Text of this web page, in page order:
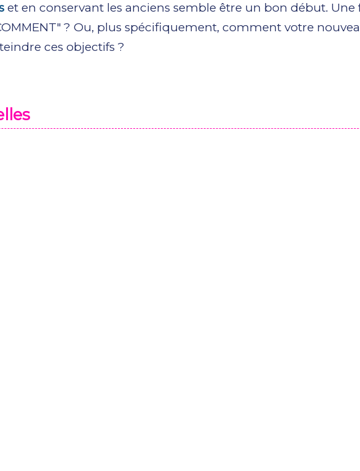
et en conservant les anciens semble être un bon début. Une
? Ou, plus spécifiquement, comment votre
ces objectifs ?